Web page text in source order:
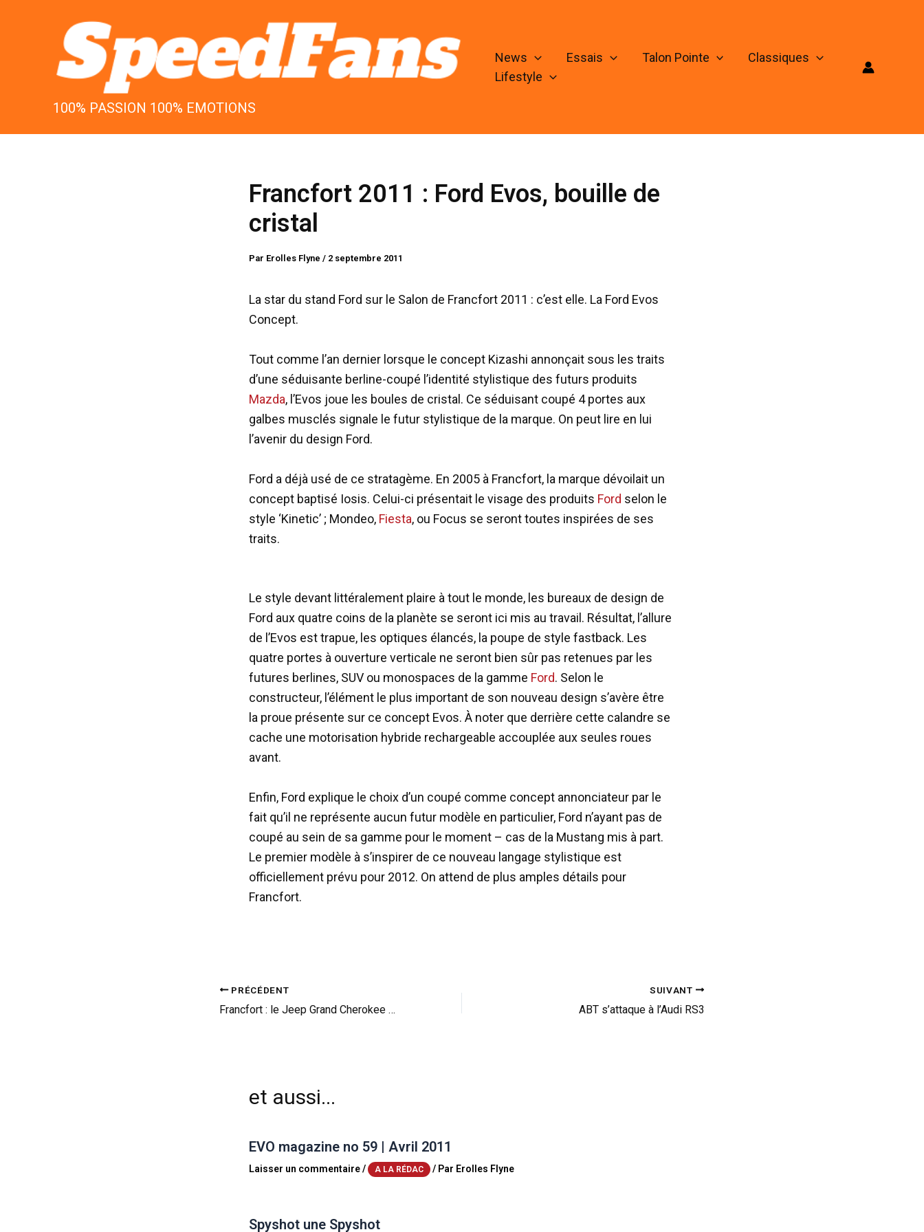
100% PASSION 100% EMOTIONS
News Essais Talon Pointe
Classiques
Lifestyle
Francfort 2011 : Ford Evos, bouille de
cristal
Par Erolles Flyne / 2 septembre 2011
La star du stand Ford sur le Salon de Francfort 2011 : c’est elle. La Ford Evos
Concept.
Tout comme l’an dernier lorsque le concept Kizashi annonçait sous les traits
d’une séduisante berline-coupé l’identité stylistique des futurs produits
Mazda, l’Evos joue les boules de cristal. Ce séduisant coupé 4 portes aux
galbes musclés signale le futur stylistique de la marque. On peut lire en lui
l’avenir du design Ford.
Ford a déjà usé de ce stratagème. En 2005 à Francfort, la marque dévoilait un
concept baptisé Iosis. Celui-ci présentait le visage des produits Ford selon le
style ‘Kinetic’ ; Mondeo, Fiesta, ou Focus se seront toutes inspirées de ses
traits.
Le style devant littéralement plaire à tout le monde, les bureaux de design de
Ford aux quatre coins de la planète se seront ici mis au travail. Résultat, l’allure
de l’Evos est trapue, les optiques élancés, la poupe de style fastback. Les
quatre portes à ouverture verticale ne seront bien sûr pas retenues par les
futures berlines, SUV ou monospaces de la gamme Ford. Selon le
constructeur, l’élément le plus important de son nouveau design s’avère être
la proue présente sur ce concept Evos. À noter que derrière cette calandre se
cache une motorisation hybride rechargeable accouplée aux seules roues
avant.
Enfin, Ford explique le choix d’un coupé comme concept annonciateur par le
fait qu’il ne représente aucun futur modèle en particulier, Ford n’ayant pas de
coupé au sein de sa gamme pour le moment – cas de la Mustang mis à part.
Le premier modèle à s’inspirer de ce nouveau langage stylistique est
officiellement prévu pour 2012. On attend de plus amples détails pour
Francfort.
PRÉCÉDENT
Francfort : le Jeep Grand Cherokee SRT8 débarque
SUIVANT
ABT s’attaque à l’Audi RS3
et aussi...
EVO magazine no 59 | Avril 2011
Laisser un commentaire/ A LA RÉDAC / Par Erolles Flyne
Spyshot une Spyshot